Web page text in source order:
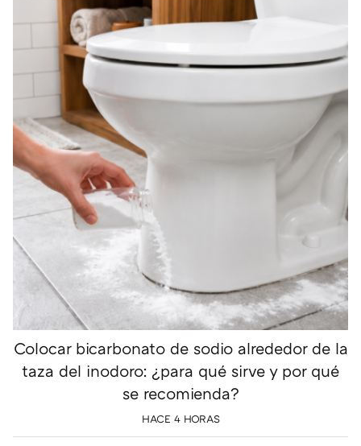
Colocar bicarbonato de sodio alrededor de la
taza del inodoro: ¿para qué sirve y por qué
se recomienda?
HACE 4 HORAS